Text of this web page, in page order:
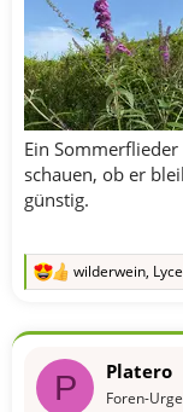
Ein
schauen, ob er
günstig.
R
k
o
wilderwein,
P Platero
Foren-